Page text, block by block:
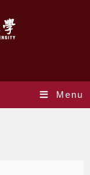
Menu